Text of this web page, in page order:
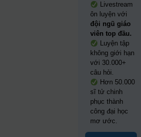
Livestream
ôn luyện với
đội ngũ giáo
viên top đầu.
Luyện tập
không giới hạn
với 30.000+
câu hỏi.
Hơn 50.000
sĩ tử chinh
phục thành
công đại học
mơ ước.